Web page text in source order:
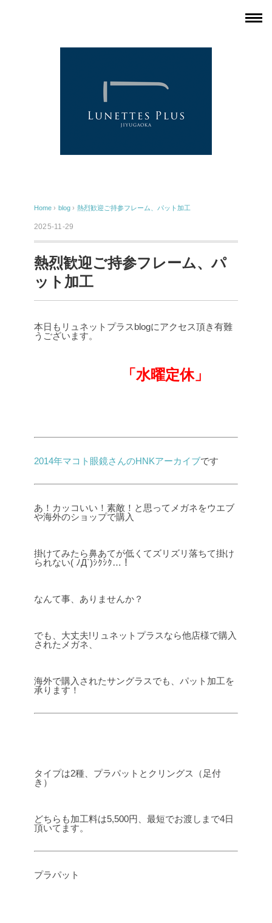
Home › blog › 熱烈歓迎ご持参フレーム、パット加工
2025-11-29
熱烈歓迎ご持参フレーム、パ
ット加工
本日もリュネットプラスblogにアクセス頂き有難
うございます。
「水曜定休」
2014年マコト眼鏡さんのHNKアーカイブです
あ！カッコいい！素敵！と思ってメガネをウエブ
や海外のショップで購入
掛けてみたら鼻あてが低くてズリズリ落ちて掛け
られない( ﾉД`)ｼｸｼｸ…！
なんて事、ありませんか？
でも、大丈夫!リュネットプラスなら他店様で購入
されたメガネ、
海外で購入されたサングラスでも、パット加工を
承ります！
タイプは2種、プラパットとクリングス（足付
き）
どちらも加工料は5,500円、最短でお渡しまで4日
頂いてます。
プラパット